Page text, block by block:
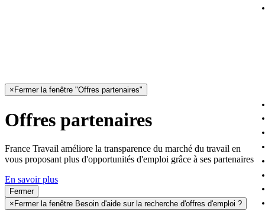
× Fermer la fenêtre "Offres partenaires"
Offres partenaires
France Travail améliore la transparence du marché du travail en
vous proposant plus d'opportunités d'emploi grâce à ses partenaires
En savoir plus
Fermer
× Fermer la fenêtre Besoin d'aide sur la recherche d'offres d'emploi ?